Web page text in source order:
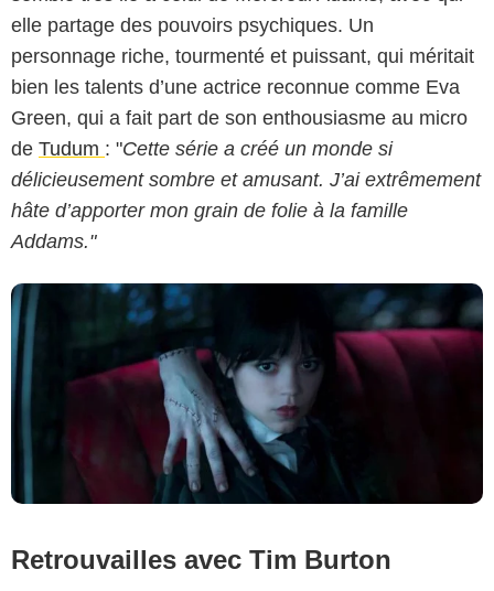
elle partage des pouvoirs psychiques. Un
personnage riche, tourmenté et puissant, qui méritait
bien les talents d’une actrice reconnue comme Eva
Green, qui a fait part de son enthousiasme au micro
de Tudum : "Cette série a créé un monde si
délicieusement sombre et amusant. J’ai extrêmement
hâte d’apporter mon grain de folie à la famille
Addams."
Retrouvailles avec Tim Burton